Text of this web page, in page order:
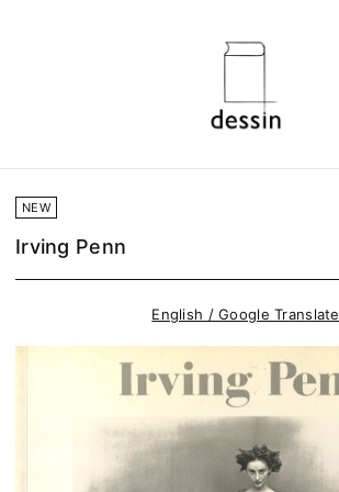
NEW
Irving Penn
English / Google Translate